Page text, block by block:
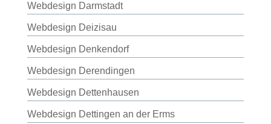
Webdesign Darmstadt
Webdesign Deizisau
Webdesign Denkendorf
Webdesign Derendingen
Webdesign Dettenhausen
Webdesign Dettingen an der Erms